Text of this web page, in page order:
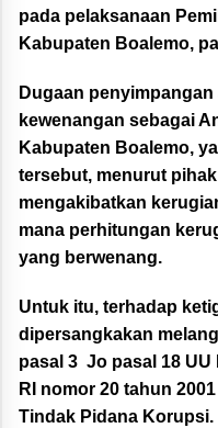
pada pelaksanaan
Kabupaten Boalemo,
Dugaan
kewenangan sebagai
Kabupaten Boalemo,
tersebut, menurut
mengakibatkan
mana perhitungan
yang berwenang.
Untuk itu, terhadap
dipersangkakan
pasal 3 Jo pasal 18 UU
RI nomor 20 tahun
Tindak Pidana Korupsi.